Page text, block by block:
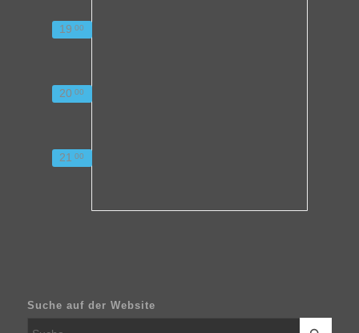
19 00
20 00
21 00
Suche auf der Website